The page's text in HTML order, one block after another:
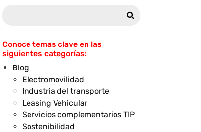
Conoce temas clave en las
siguientes categorías:
Blog
Electromovilidad
Industria del transporte
Leasing Vehicular
Servicios complementarios TIP
Sostenibilidad